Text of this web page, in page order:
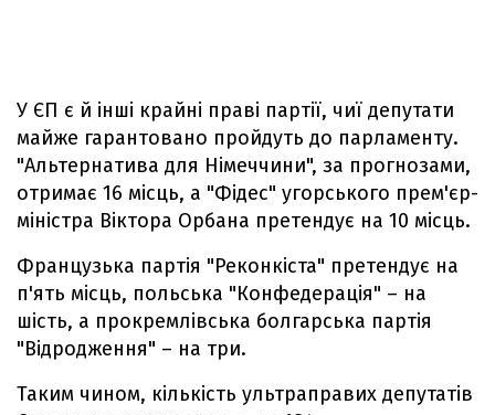
У ЄП є й інші крайні праві партії, чиї депутати
майже гарантовано пройдуть до парламенту.
"Альтернатива для Німеччини", за прогнозами,
отримає 16 місць, а "Фідес" угорського прем'єр-
міністра Віктора Орбана претендує на 10 місць.
Французька партія "Реконкіста" претендує на
п'ять місць, польська "Конфедерація" – на
шість, а прокремлівська болгарська партія
"Відродження" – на три.
Таким чином, кількість ультраправих депутатів